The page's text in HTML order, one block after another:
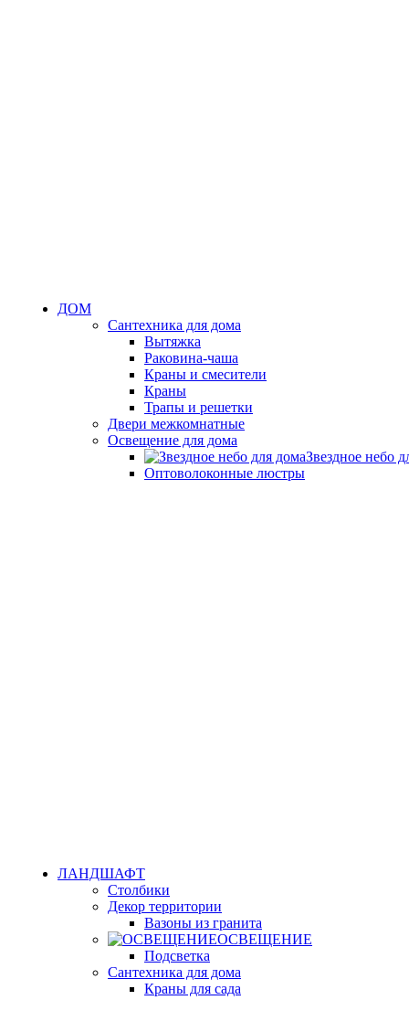
ДОМ
Сантехника для дома
Вытяжка
Раковина-чаша
Краны и смесители
Краны
Трапы и решетки
Двери межкомнатные
Освещение для дома
Звездное небо
Оптоволоконные люстры
ЛАНДШАФТ
Столбики
Декор территории
Вазоны из гранита
ОСВЕЩЕНИЕ
Подсветка
Сантехника для дома
Краны для сада